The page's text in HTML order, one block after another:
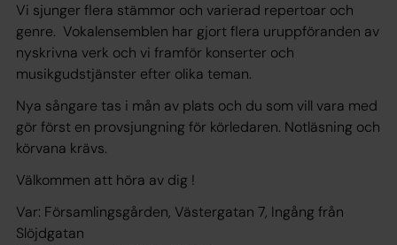
Vi sjunger flera stämmor och varierad repertoar och
genre. Vokalensemblen har gjort flera uruppföranden av
nyskrivna verk och vi framför konserter och
musikgudstjänster efter olika teman.
Nya sångare tas i mån av plats och du som vill vara med
gör först en provsjungning för körledaren. Notläsning och
körvana krävs.
Välkommen att höra av dig !
Var: Församlingsgården, Västergatan 7, Ingång från
Slöjdgatan